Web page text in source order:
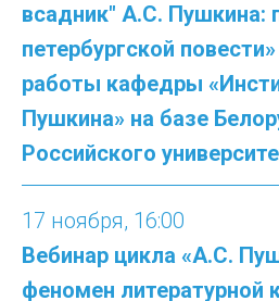
всадник" А.С. Пушкина:
петербургской
работы кафедры
Пушкина» на базе
Российского
17 ноября, 16:00
Вебинар цикла «А.С.
феномен литературной